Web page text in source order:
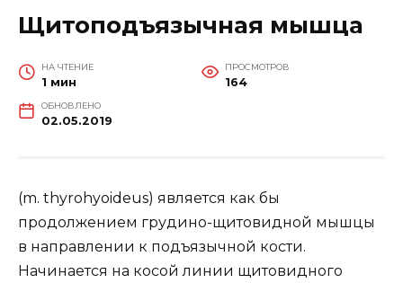
Щитоподъязычная мышца
НА ЧТЕНИЕ
1 мин
ПРОСМОТРОВ
164
ОБНОВЛЕНО
02.05.2019
(m. thyrohyoideus) является как бы
продолжением грудино-щитовидной мышцы
в направлении к подъязычной кости.
Начинается на косой линии щитовидного